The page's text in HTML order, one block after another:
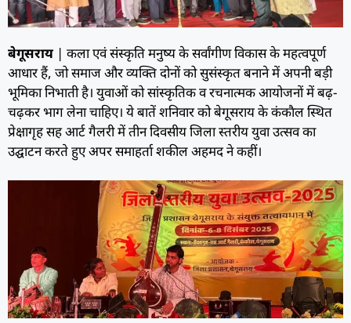
बेगूसराय | कला एवं संस्कृति मनुष्य के सर्वांगीण विकास के महत्वपूर्ण
आधार हैं, जो समाज और व्यक्ति दोनों को सुसंस्कृत बनाने में अपनी बड़ी
भूमिका निभाती है। युवाओं को सांस्कृतिक व रचनात्मक आयोजनों में बढ़-
चढ़कर भाग लेना चाहिए। ये बातें शनिवार को बेगूसराय के कंकाैल स्थित
प्रेक्षागृह सह आर्ट गैलरी में तीन दिवसीय जिला स्तरीय युवा उत्सव का
उद्घाटन करते हुए अपर समाहर्ता शकील अहमद ने कहीं।